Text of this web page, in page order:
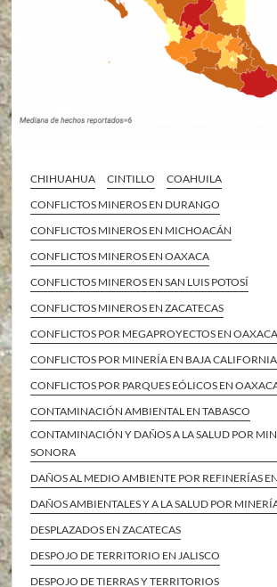
CHIHUAHUA CINTILLO
COAHUILA
CONFLICTOS MINEROS EN DURANGO
CONFLICTOS MINEROS EN MICHOACÁN
CONFLICTOS MINEROS EN OAXACA
CONFLICTOS MINEROS EN SAN LUIS POTOSÍ
CONFLICTOS MINEROS EN ZACATECAS
CONFLICTOS POR MEGAPROYECTOS EN OAXACA
CONFLICTOS POR MINERÍA EN BAJA
CONFLICTOS POR PARQUES EÓLICOS EN
CONTAMINACIÓN AMBIENTAL EN TABASCO
CONTAMINACIÓN Y DAÑOS A LA SALUD POR
SONORA
DAÑOS AL MEDIO AMBIENTE POR REFINERÍAS
DAÑOS AMBIENTALES Y A LA SALUD POR
DESPLAZADOS EN ZACATECAS
DESPOJO DE TERRITORIO EN JALISCO
DESPOJO DE TIERRAS Y TERRITORIOS